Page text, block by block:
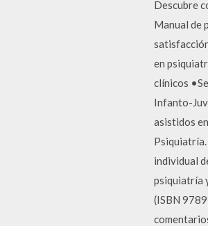
Descubre
Manual de
en
clínicos
Infanto-
asistidos
Psiquiatría.
individual
psiquiatría
(ISBN